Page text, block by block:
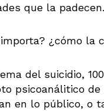
que la padecen.
¿cómo la
del suicidio,
psicoanálitico
en lo público, o